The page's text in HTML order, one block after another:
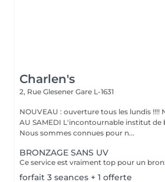
Charlen's
2, Rue Glesener Gare L-1631
NOUVEAU : ouverture tous les lundis !!!!
AU SAMEDI L'incontournable institut de beauté à Luxembourg.
Nous sommes connues pour n...
BRONZAGE SANS UV
forfait 3 seances + 1 offerte